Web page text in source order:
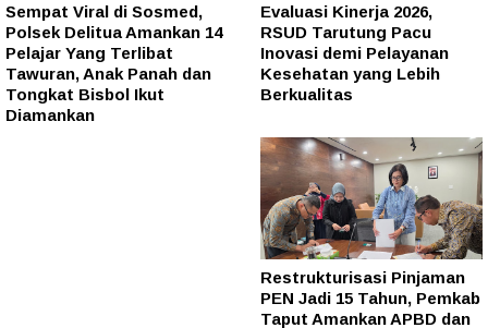
Sempat Viral di Sosmed,
Polsek Delitua Amankan 14
Pelajar Yang Terlibat
Tawuran, Anak Panah dan
Tongkat Bisbol Ikut
Diamankan
Evaluasi Kinerja 2026,
RSUD Tarutung Pacu
Inovasi demi Pelayanan
Kesehatan yang Lebih
Berkualitas
Restrukturisasi Pinjaman
PEN Jadi 15 Tahun, Pemkab
Taput Amankan APBD dan